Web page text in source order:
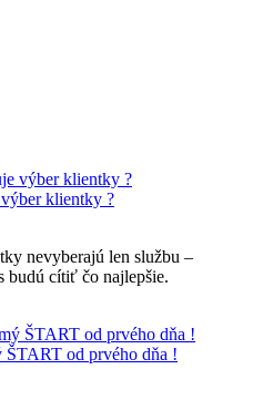
klientky ?
nevyberajú len službu –
budú cítiť čo najlepšie.
ŠTART od prvého dňa !